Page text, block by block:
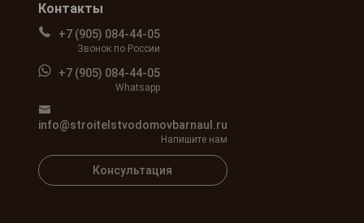
Контакты
+7 (905) 084-44-05
Звонок по России
+7 (905) 084-44-05
Whatsapp
info@stroitelstvodomovbarnaul.ru
Напишите нам
Консультация